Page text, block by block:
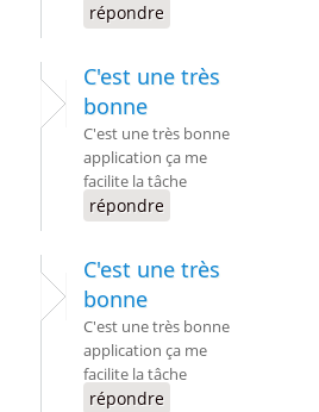
répondre
C'est une très
bonne
C'est une très bonne
application ça me
facilite la tâche
répondre
C'est une très
bonne
C'est une très bonne
application ça me
facilite la tâche
répondre